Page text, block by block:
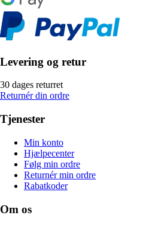
Levering og retur
30 dages returret
Returnér din ordre
Tjenester
Min konto
Hjælpecenter
Følg min ordre
Returnér min ordre
Rabatkoder
Om os